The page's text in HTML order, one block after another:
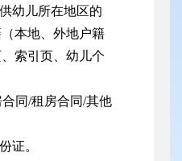
幼儿所在地区的
本地、外地户籍
索引页、幼儿个
同/租房合同/其他
证。